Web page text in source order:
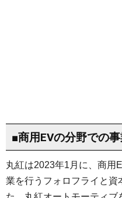
■商用EVの分野での
丸紅は2023年1月に、商用
業を行うフォロフライと資